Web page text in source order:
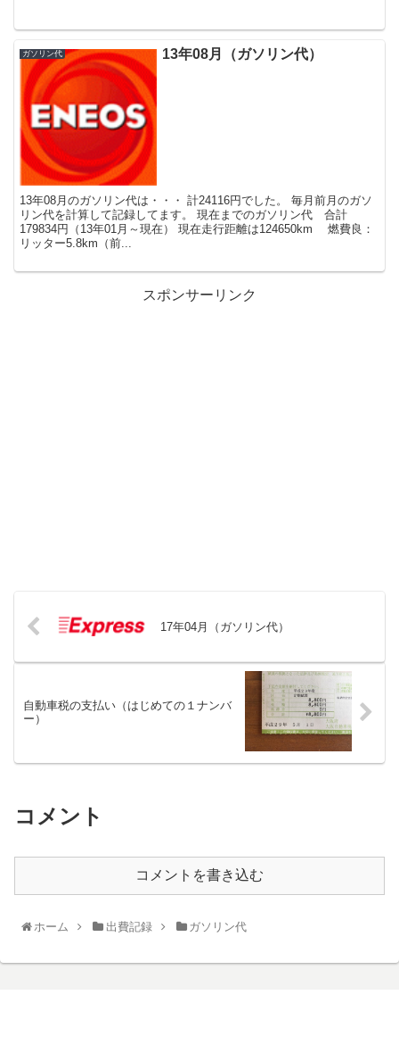
ガソリン代 13年08月（ガソリン代）
13年08月のガソリン代は・・・ 計24116円でした。 毎月前月のガソ
リン代を計算して記録してます。 現在までのガソリン代 合計
179834円（13年01月～現在） 現在走行距離は124650km 燃費良：
リッター5.8km（前...
スポンサーリンク
17年04月（ガソリン代）
自動車税の支払い（はじめての１ナンバ
ー）
コメント
コメントを書き込む
ホーム 出費記録 ガソリン代